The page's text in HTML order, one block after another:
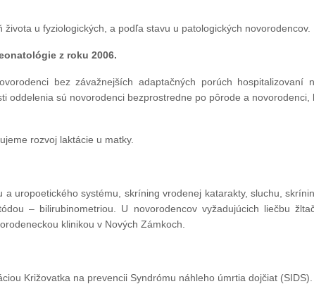
u fyziologických, a podľa stavu u patologických novorodencov.
z roku 2006.
bez závažnejších adaptačných porúch hospitalizovaní
oddelenia sú novorodenci bezprostredne po pôrode a
rozvoj laktácie u matky.
uropoetického systému, skríning vrodenej katarakty, sluchu,
– bilirubinometriou. U novorodencov vyžadujúcich liečbu
klinikou v Nových Zámkoch.
Križovatka na prevencii Syndrómu náhleho úmrtia dojčiat